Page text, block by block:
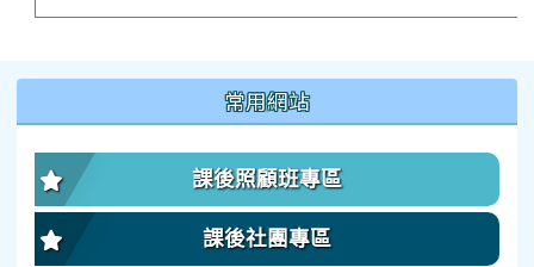
常用網站
課後照顧班專區
課後社團專區